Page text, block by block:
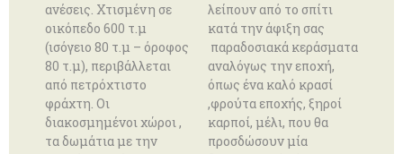
ανέσεις. Χτισμένη σε
οικόπεδο 600 τ.μ
(ισόγειο 80 τ.μ – όροφος
80 τ.μ), περιβάλλεται
από πετρόχτιστο
φράχτη. Οι
διακοσμημένοι χώροι ,
τα δωμάτια με την
λείπουν από το σπίτι
κατά την άφιξη σας
παραδοσιακά κεράσματα
αναλόγως την εποχή,
όπως ένα καλό κρασί
,φρούτα εποχής, ξηροί
καρποί, μέλι, που θα
προσδώσουν μία